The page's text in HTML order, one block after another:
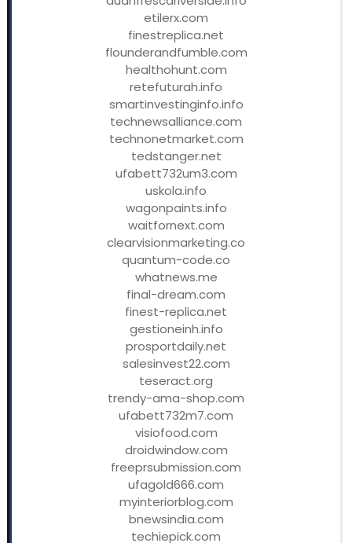
etilerx.com
finestreplica.net
flounderandfumble.com
healthohunt.com
retefuturah.info
smartinvestinginfo.info
technewsalliance.com
technonetmarket.com
tedstanger.net
ufabett732um3.com
uskola.info
wagonpaints.info
waitfornext.com
clearvisionmarketing.co
quantum-code.co
whatnews.me
final-dream.com
finest-replica.net
gestioneinh.info
prosportdaily.net
salesinvest22.com
teseract.org
trendy-ama-shop.com
ufabett732m7.com
visiofood.com
droidwindow.com
freeprsubmission.com
ufagold666.com
myinteriorblog.com
bnewsindia.com
techiepick.com